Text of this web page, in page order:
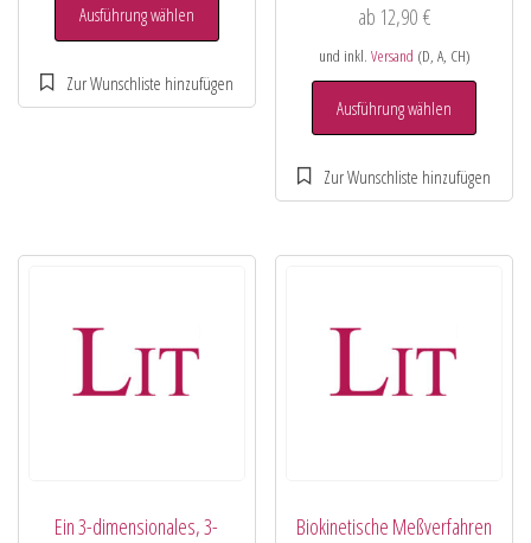
Ausführung wählen ab 12,90 €
und inkl. Versand (D, A, CH)
Ausführung wählen
Ein 3-dimensionales, 3-
Biokinetische Meßverfahren